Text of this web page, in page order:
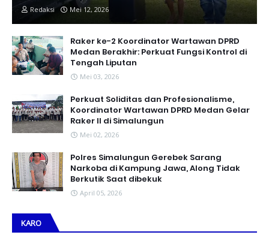
Redaksi Mei 12, 2026
Raker ke-2 Koordinator Wartawan DPRD
Medan Berakhir: Perkuat Fungsi Kontrol di
Tengah Liputan
Mei 03, 2026
Perkuat Soliditas dan Profesionalisme,
Koordinator Wartawan DPRD Medan Gelar
Raker II di Simalungun
Mei 02, 2026
Polres Simalungun Gerebek Sarang
Narkoba di Kampung Jawa, Along Tidak
Berkutik Saat dibekuk
April 05, 2026
KARO